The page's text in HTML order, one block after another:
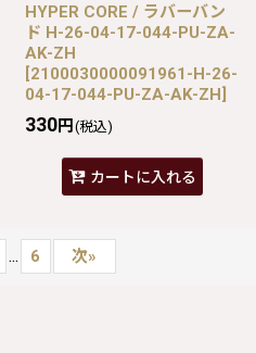
HYPER CORE / ラバーバン
ド H-26-04-17-044-PU-ZA-
AK-ZH
[2100030000091961-H-26-
04-17-044-PU-ZA-AK-ZH]
330円 (税込)
カートに入れる
... 6 次»